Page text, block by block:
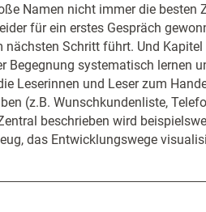
Namen nicht immer die besten
für ein erstes Gespräch
nächsten Schritt führt. Und
Begegnung systematisch lernen
Leserinnen und Leser zum
(z.B. Wunschkundenliste,
beschrieben wird
das Entwicklungswege